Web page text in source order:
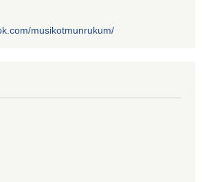
musikotmunrukum/